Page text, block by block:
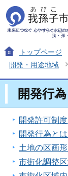
トップページ
開発・用途地域
開発行為
開発許可制
開発行為と
土地の区画
市街化調整